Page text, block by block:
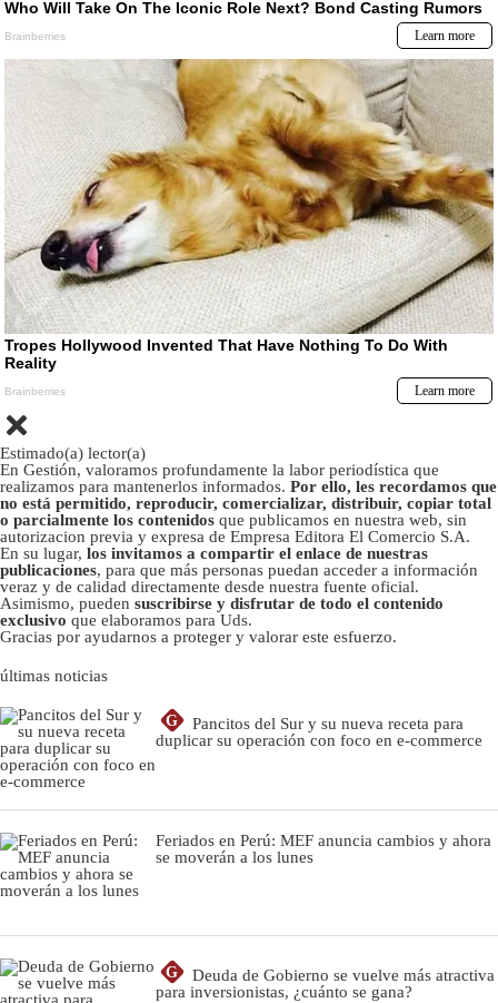
Estimado(a) lector(a)
En Gestión, valoramos profundamente la labor periodística que
realizamos para mantenerlos informados. Por ello, les recordamos que
no está permitido, reproducir, comercializar, distribuir, copiar total
o parcialmente los contenidos que publicamos en nuestra web, sin
autorizacion previa y expresa de Empresa Editora El Comercio S.A.
En su lugar, los invitamos a compartir el enlace de nuestras
publicaciones, para que más personas puedan acceder a información
veraz y de calidad directamente desde nuestra fuente oficial.
Asimismo, pueden suscribirse y disfrutar de todo el contenido
exclusivo que elaboramos para Uds.
Gracias por ayudarnos a proteger y valorar este esfuerzo.
últimas noticias
G
Pancitos del Sur y su nueva receta para
duplicar su operación con foco en e-commerce
Feriados en Perú: MEF anuncia cambios y ahora
se moverán a los lunes
G
Deuda de Gobierno se vuelve más atractiva
para inversionistas, ¿cuánto se gana?